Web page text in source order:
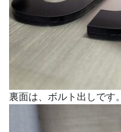
裏面は、ボルト出しです。